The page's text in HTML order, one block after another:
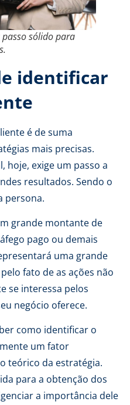
passo sólido para
identificar
é de suma
mais precisas.
hoje, exige um passo a
resultados. Sendo o
persona.
grande montante de
pago ou demais
uma grande
fato de as ações não
se interessa pelos
negócio oferece.
como identificar o
um fator
teórico da estratégia.
para a obtenção dos
a importância dele